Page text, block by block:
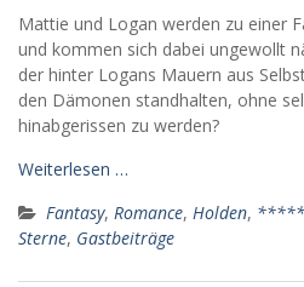
Mattie und Logan werden zu einer
und kommen sich dabei ungewollt
der hinter Logans Mauern aus
den Dämonen standhalten, ohne
hinabgerissen zu werden?
Weiterlesen …
Fantasy, Romance, Holden,
Sterne, Gastbeiträge